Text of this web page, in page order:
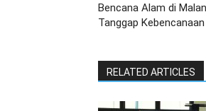
Bencana Alam di
Tanggap
RELATED ARTICLES